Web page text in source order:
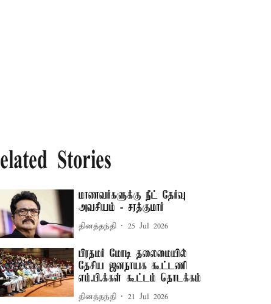
Stories
மாணவர்களுக்கு நீட் தேர்வு
அவசியம் - சரத்குமார்
தினத்தந்தி 25 Jul 2026
பிரதமர் மோடி தலைமையில்
தேசிய ஜனநாயக கூட்டணி
எம்.பி.க்கள் கூட்டம் தொடக்கம்
தினத்தந்தி 21 Jul 2026